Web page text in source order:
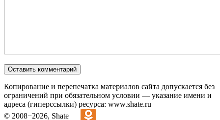
Копирование и перепечатка материалов сайта допускается без
ограничений при обязательном условии — указание имени и
адреса (гиперссылки) ресурса: www.shate.ru
© 2008−2026, Shate